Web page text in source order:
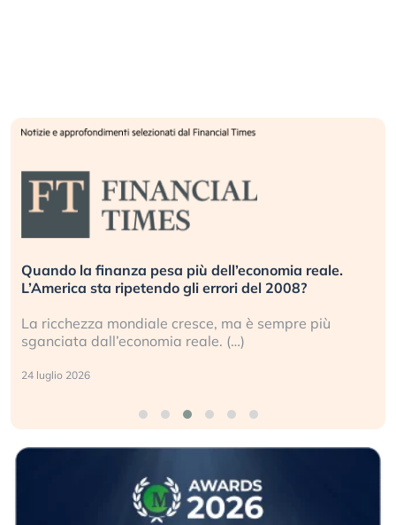
Quando la finanza pesa più dell’economia reale.
L’America sta ripetendo gli errori del 2008?
La ricchezza mondiale cresce, ma è sempre più
sganciata dall’economia reale. (…)
24 luglio 2026